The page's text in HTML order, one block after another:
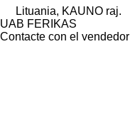
Lituania, KAUNO raj.
UAB FERIKAS
Contacte con el vendedor